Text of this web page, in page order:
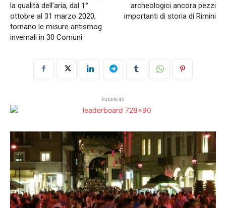
la qualità dell’aria, dal 1°
ottobre al 31 marzo 2020,
tornano le misure antismog
invernali in 30 Comuni
archeologici ancora pezzi
importanti di storia di Rimini
Pubblicità